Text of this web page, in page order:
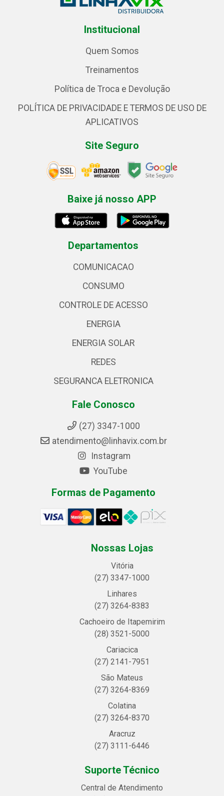
Institucional
Quem Somos
Treinamentos
Política de Troca e Devolução
POLÍTICA DE PRIVACIDADE E TERMOS DE USO DE
APLICATIVOS
Site Seguro
Baixe já nosso APP
Departamentos
COMUNICACAO
CONSUMO
CONTROLE DE ACESSO
ENERGIA
ENERGIA SOLAR
REDES
SEGURANCA ELETRONICA
Fale Conosco
(27) 3347-1000
atendimento@linhavix.com.br
Instagram
YouTube
Formas de Pagamento
Nossas Lojas
Vitória
(27) 3347-1000
Linhares
(27) 3264-8383
Cachoeiro de Itapemirim
(28) 3521-5000
Cariacica
(27) 2141-7951
São Mateus
(27) 3264-8369
Colatina
(27) 3264-8370
Aracruz
(27) 3111-6446
Suporte Técnico
Central de Atendimento